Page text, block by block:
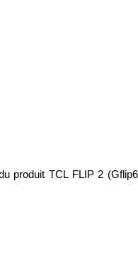
produit TCL FLIP 2 (Gflip6